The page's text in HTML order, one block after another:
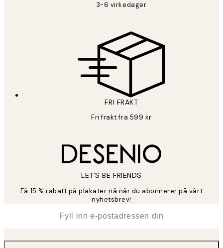
3-6 virkedager
FRI FRAKT
Fri frakt fra 599 kr
LET’S BE FRIENDS
Få 15 % rabatt på plakater nå når du abonnerer på vårt
nyhetsbrev!